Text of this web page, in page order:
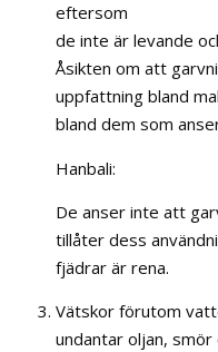
eftersom
de inte är levande
Åsikten om att
uppfattning bland
bland dem som
Hanbali:
De anser inte att
tillåter dess
fjädrar är rena.
Vätskor förutom
undantar oljan, smör